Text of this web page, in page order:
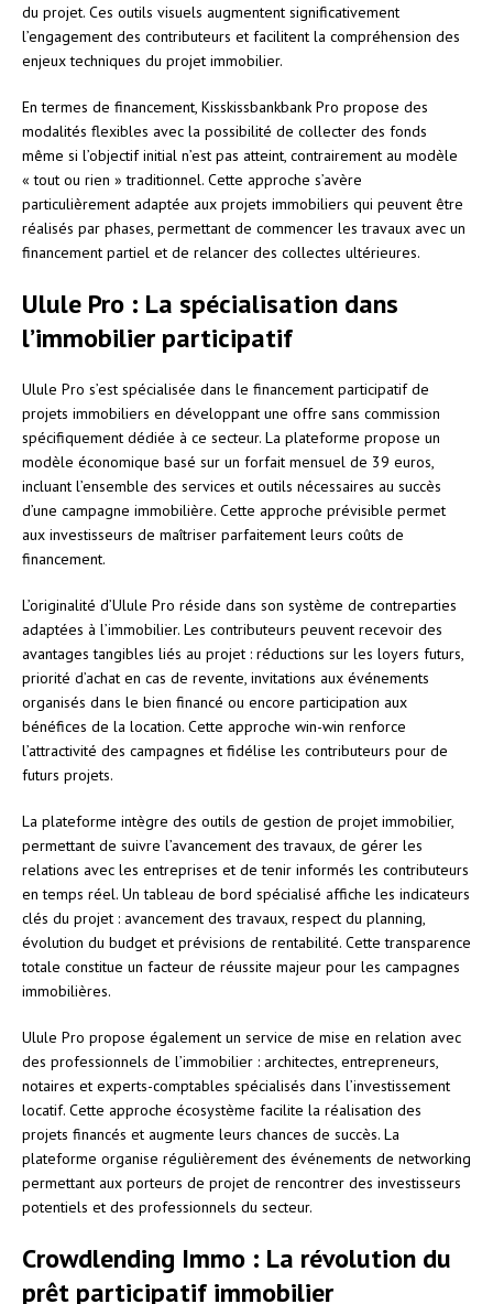
du projet. Ces outils visuels augmentent significativement
l’engagement des contributeurs et facilitent la compréhension des
enjeux techniques du projet immobilier.
En termes de financement, Kisskissbankbank Pro propose des
modalités flexibles avec la possibilité de collecter des fonds
même si l’objectif initial n’est pas atteint, contrairement au modèle
« tout ou rien » traditionnel. Cette approche s’avère
particulièrement adaptée aux projets immobiliers qui peuvent être
réalisés par phases, permettant de commencer les travaux avec un
financement partiel et de relancer des collectes ultérieures.
Ulule Pro : La spécialisation dans
l’immobilier participatif
Ulule Pro s’est spécialisée dans le financement participatif de
projets immobiliers en développant une offre sans commission
spécifiquement dédiée à ce secteur. La plateforme propose un
modèle économique basé sur un forfait mensuel de 39 euros,
incluant l’ensemble des services et outils nécessaires au succès
d’une campagne immobilière. Cette approche prévisible permet
aux investisseurs de maîtriser parfaitement leurs coûts de
financement.
L’originalité d’Ulule Pro réside dans son système de contreparties
adaptées à l’immobilier. Les contributeurs peuvent recevoir des
avantages tangibles liés au projet : réductions sur les loyers futurs,
priorité d’achat en cas de revente, invitations aux événements
organisés dans le bien financé ou encore participation aux
bénéfices de la location. Cette approche win-win renforce
l’attractivité des campagnes et fidélise les contributeurs pour de
futurs projets.
La plateforme intègre des outils de gestion de projet immobilier,
permettant de suivre l’avancement des travaux, de gérer les
relations avec les entreprises et de tenir informés les contributeurs
en temps réel. Un tableau de bord spécialisé affiche les indicateurs
clés du projet : avancement des travaux, respect du planning,
évolution du budget et prévisions de rentabilité. Cette transparence
totale constitue un facteur de réussite majeur pour les campagnes
immobilières.
Ulule Pro propose également un service de mise en relation avec
des professionnels de l’immobilier : architectes, entrepreneurs,
notaires et experts-comptables spécialisés dans l’investissement
locatif. Cette approche écosystème facilite la réalisation des
projets financés et augmente leurs chances de succès. La
plateforme organise régulièrement des événements de networking
permettant aux porteurs de projet de rencontrer des investisseurs
potentiels et des professionnels du secteur.
Crowdlending Immo : La révolution du
prêt participatif immobilier